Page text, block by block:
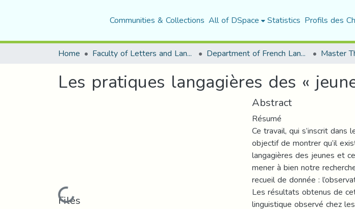
Communities & Collections All of DSpace Statistics Profils des
Home Faculty of Letters and Languages Department of French Language and Literature Master
Les pratiques langagières des «
Files
Abstract
Résumé
Ce travail, qui s’inscrit
objectif de montrer qu’il
langagières des jeunes et
mener à bien notre
recueil de donnée :
Les résultats obtenus de
linguistique observé chez